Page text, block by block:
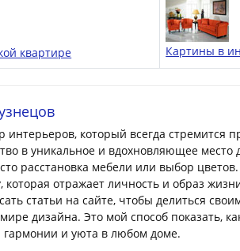
квартире Картины в
интерьеров, который всегда стремится
в уникальное и вдохновляющее
расстановка мебели или выбор
которая отражает личность и образ
статьи на сайте, чтобы делиться
дизайна. Это мой способ показать,
и уюта в любом доме.